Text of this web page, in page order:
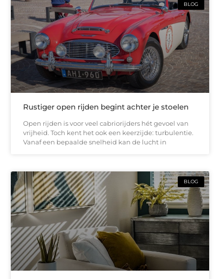
BLOG
Rustiger open rijden begint achter je stoelen
Open rijden is voor veel cabriorijders hét gevoel van
vrijheid. Toch kent het ook een keerzijde: turbulentie.
Vanaf een bepaalde snelheid kan de lucht in
BLOG